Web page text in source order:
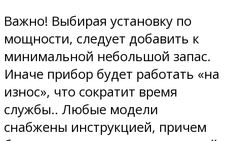
Важно! Выбирая установку по
мощности, следует добавить к
минимальной небольшой запас.
Иначе прибор будет работать «на
износ», что сократит время
службы.. Любые модели
снабжены инструкцией, причем